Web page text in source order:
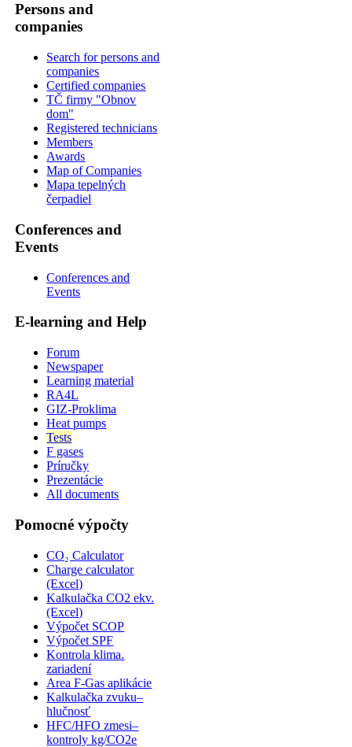
Persons and
companies
Search for persons and
companies
Certified companies
TČ firmy "Obnov
dom"
Registered technicians
Members
Awards
Map of Companies
Mapa tepelných
čerpadiel
Conferences and
Events
Conferences and
Events
E-learning and Help
Forum
Newspaper
Learning material
RA4L
GIZ-Proklima
Heat pumps
Tests
F gases
Príručky
Prezentácie
All documents
Pomocné výpočty
CO₂ Calculator
Charge calculator
(Excel)
Kalkulačka CO2 ekv.
(Excel)
Výpočet SCOP
Výpočet SPF
Kontrola klima.
zariadení
Area F-Gas aplikácie
Kalkulačka zvuku–
hlučnosť
HFC/HFO zmesi–
kontroly kg/CO2e